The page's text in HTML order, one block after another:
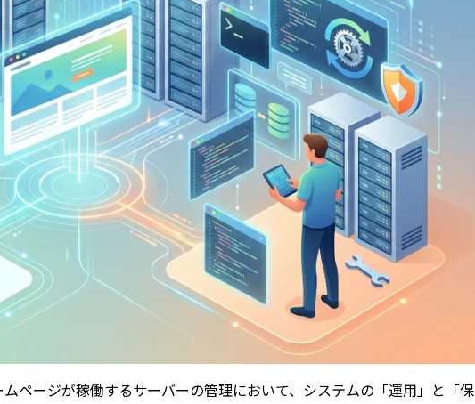
ページが稼働するサーバーの管理において、システムの「運用」と「保